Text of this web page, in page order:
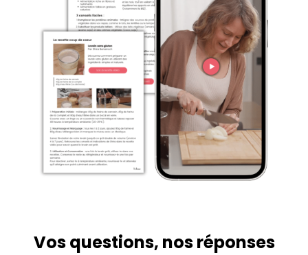
Vos questions, nos réponses